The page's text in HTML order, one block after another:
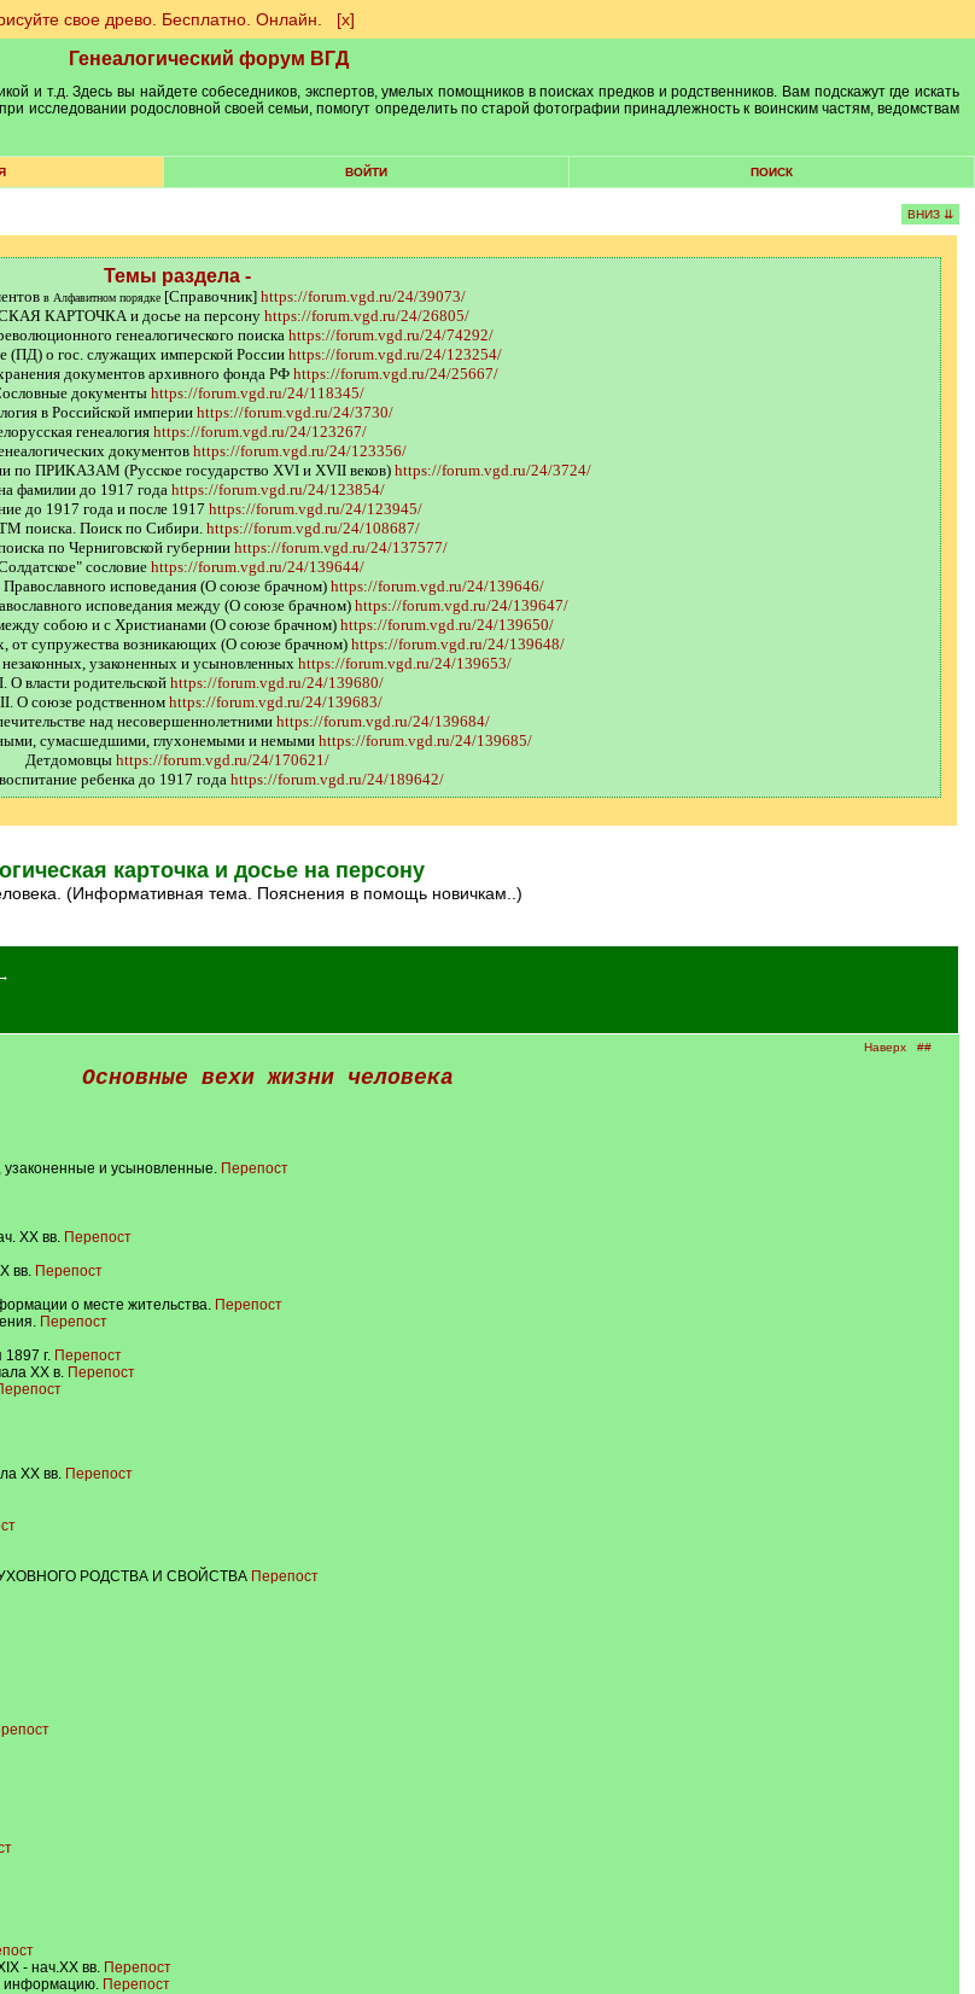
свое древо. Бесплатно. Онлайн. [х]
Генеалогический форум ВГД
и т.д. Здесь вы найдете собеседников, экспертов, умелых помощников в поисках предков и родственников. Вам подскажут где искать
исследовании родословной своей семьи, помогут определить по старой фотографии принадлежность к воинским частям, ведомствам
ВОЙТИ ПОИСК
ВНИЗ ⇊
Темы раздела -
в Алфавитном порядке [Справочник] https://forum.vgd.ru/24/39073/
КАРТОЧКА и досье на персону https://forum.vgd.ru/24/26805/
генеалогического поискаhttps://forum.vgd.ru/24/74292/
(ПД) о гос. служащих имперской России https://forum.vgd.ru/24/123254/
документов архивного фонда РФ https://forum.vgd.ru/24/25667/
документы https://forum.vgd.ru/24/118345/
в Российской империи https://forum.vgd.ru/24/3730/
генеалогия https://forum.vgd.ru/24/123267/
документов https://forum.vgd.ru/24/123356/
по ПРИКАЗАМ (Русское государство XVI и XVII веков) https://forum.vgd.ru/24/3724/
фамилии до 1917 годаhttps://forum.vgd.ru/24/123854/
до 1917 года и после 1917 https://forum.vgd.ru/24/123945/
поиска. Поиск по Сибири. https://forum.vgd.ru/24/108687/
по Черниговской губернии https://forum.vgd.ru/24/137577/
сословие https://forum.vgd.ru/24/139644/
исповедания (О союзе брачном) https://forum.vgd.ru/24/139646/
исповедания между (О союзе брачном)https://forum.vgd.ru/24/139647/
собою и с Христианами (О союзе брачном)https://forum.vgd.ru/24/139650/
от супружества возникающих (О союзе брачном) https://forum.vgd.ru/24/139648/
узаконенных и усыновленныхhttps://forum.vgd.ru/24/139653/
О власти родительской https://forum.vgd.ru/24/139680/
О союзе родственномhttps://forum.vgd.ru/24/139683/
над несовершеннолетними https://forum.vgd.ru/24/139684/
сумасшедшими, глухонемыми и немыми https://forum.vgd.ru/24/139685/
Детдомовцы https://forum.vgd.ru/24/170621/
ребенка до 1917 годаhttps://forum.vgd.ru/24/189642/
карточка и досье на персону
(Информативная тема. Пояснения в помощь новичкам..)
Наверх ##
Основные вехи жизни человека
узаконенные и усыновленные. Перепост
XX вв. Перепост
вв. Перепост
о месте жительства. Перепост
Перепост
г. Перепост
XX в. Перепост
XX вв. Перепост
РОДСТВА И СВОЙСТВА Перепост
- нач.XX вв. Перепост
информацию. Перепост